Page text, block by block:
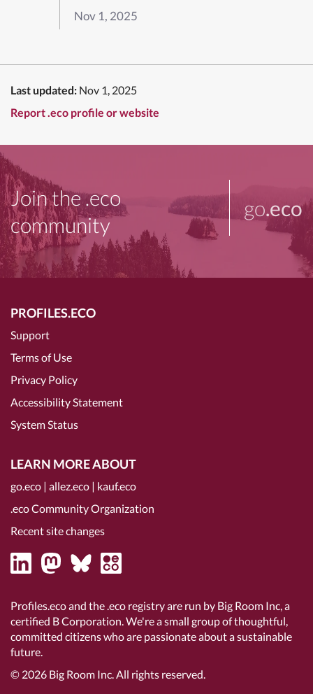
Nov 1, 2025
Last updated: Nov 1, 2025
Report .eco profile or website
Join the .eco
community
go.eco
PROFILES.ECO
Support
Terms of Use
Privacy Policy
Accessibility Statement
System Status
LEARN MORE ABOUT
go.eco | allez.eco | kauf.eco
.eco Community Organization
Recent site changes
Profiles.eco and the .eco registry are run by Big Room Inc, a
certified B Corporation. We're a small group of thoughtful,
committed citizens who are passionate about a sustainable
future.
© 2026 Big Room Inc.All rights reserved.